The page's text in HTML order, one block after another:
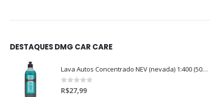
DESTAQUES DMG CAR CARE
Lava Autos Concentrado NEV (nevada) 1:400 (500ml)
0out of 5
R$27,99